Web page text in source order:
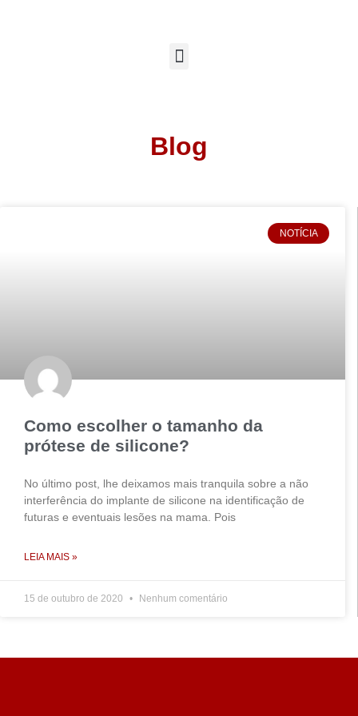
Blog
NOTÍCIA
Como escolher o tamanho da
prótese de silicone?
No último post, lhe deixamos mais tranquila sobre a não
interferência do implante de silicone na identificação de
futuras e eventuais lesões na mama. Pois
LEIA MAIS »
15 de outubro de 2020 Nenhum comentário